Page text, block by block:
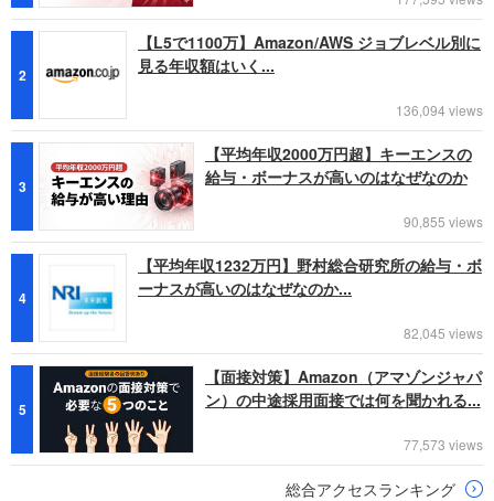
2
【L5で1100万】Amazon/AWS ジョブレベル別に
見る年収額はいく...
136,094 views
3
【平均年収2000万円超】キーエンスの
給与・ボーナスが高いのはなぜなのか
90,855 views
4
【平均年収1232万円】野村総合研究所の給与・ボ
ーナスが高いのはなぜなのか...
82,045 views
5
【面接対策】Amazon（アマゾンジャパ
ン）の中途採用面接では何を聞かれる...
77,573 views
総合アクセスランキング